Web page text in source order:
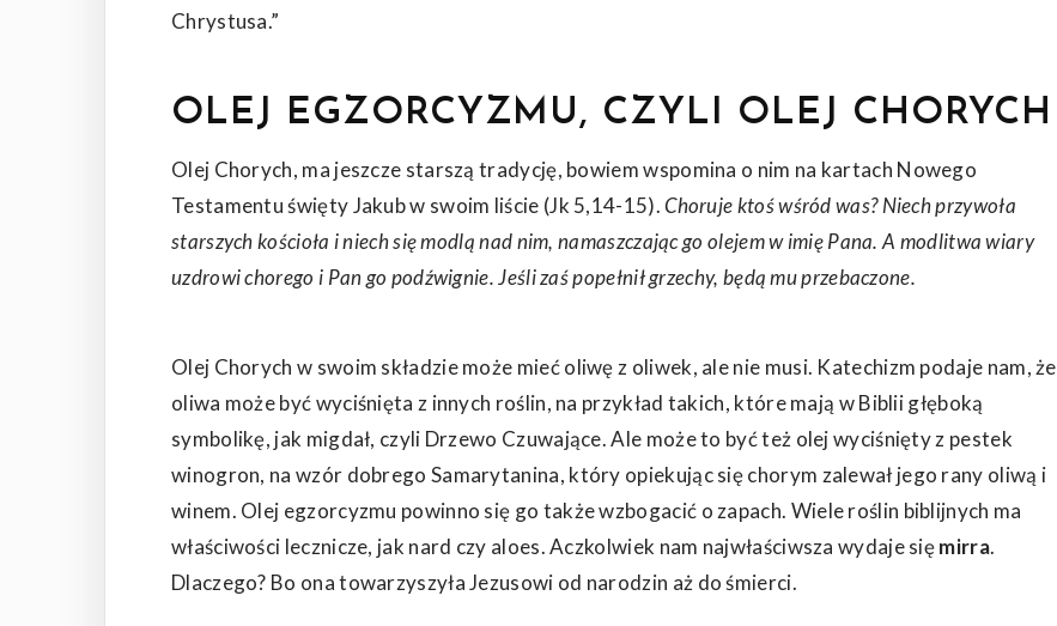
Chrystusa.”
OLEJ EGZORCYZMU, CZYLI OLEJ CHORYCH
Olej Chorych, ma jeszcze starszą tradycję, bowiem wspomina o nim na kartach Nowego
Testamentu święty Jakub w swoim liście (Jk 5,14-15).Choruje ktoś wśród was? Niech przywoła
starszych kościoła i niech się modlą nad nim, namaszczając go olejem w imię Pana.A modlitwa wiary
uzdrowi chorego i Pan go podźwignie. Jeśli zaś popełnił grzechy, będą mu przebaczone.
Olej Chorych w swoim składzie może mieć oliwę z oliwek, ale nie musi. Katechizm podaje nam, że
oliwa może być wyciśnięta z innych roślin, na przykład takich, które mają w Biblii głęboką
symbolikę, jak migdał, czyli Drzewo Czuwające.Ale może to być też olej wyciśnięty z pestek
winogron, na wzór dobrego Samarytanina, który opiekując się chorym zalewał jego rany oliwą i
winem. Olej egzorcyzmu powinno się go także wzbogacić o zapach. Wiele roślin biblijnych ma
właściwości lecznicze, jak nard czy aloes. Aczkolwiek nam najwłaściwsza wydaje sięmirra.
Dlaczego? Bo ona towarzyszyła Jezusowi od narodzin aż do śmierci.